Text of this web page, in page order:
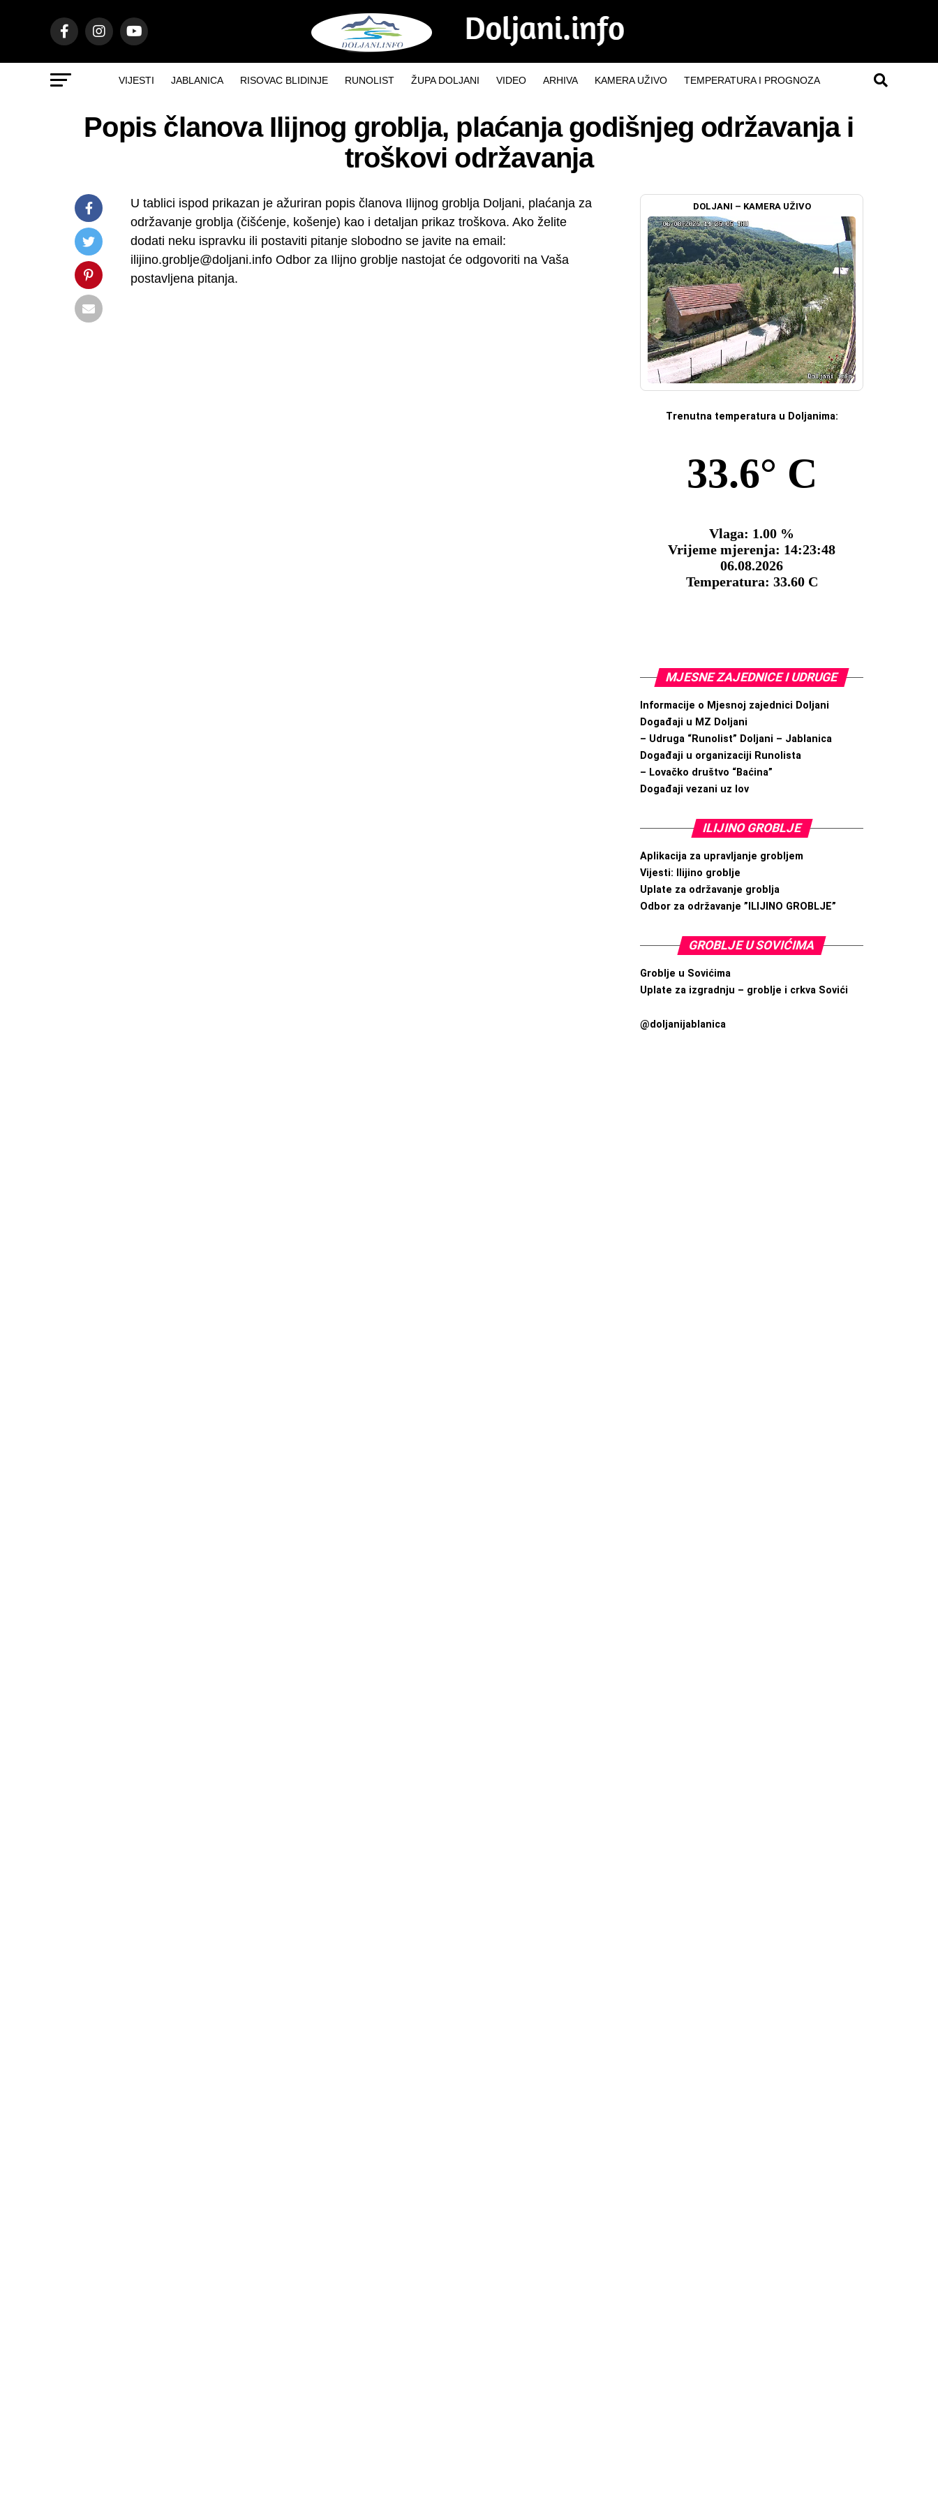
VIJESTI JABLANICA RISOVAC BLIDINJE RUNOLIST ŽUPA DOLJANI VIDEO ARHIVA KAMERA UŽIVO TEMPERATURA I PROGNOZA
Popis članova Ilijnog groblja, plaćanja godišnjeg održavanja i
troškovi održavanja
U tablici ispod prikazan je ažuriran popis članova Ilijnog groblja Doljani, plaćanja za
održavanje groblja (čišćenje, košenje) kao i detaljan prikaz troškova. Ako želite
dodati neku ispravku ili postaviti pitanje slobodno se javite na email:
ilijino.groblje@doljani.info Odbor za Ilijno groblje nastojat će odgovoriti na Vaša
postavljena pitanja.
DOLJANI – KAMERA UŽIVO
Trenutna temperatura u Doljanima:
MJESNE ZAJEDNICE I UDRUGE
Informacije o Mjesnoj zajednici Doljani
Događaji u MZ Doljani
– Udruga “Runolist” Doljani – Jablanica
Događaji u organizaciji Runolista
– Lovačko društvo “Baćina”
Događaji vezani uz lov
ILIJINO GROBLJE
Aplikacija za upravljanje grobljem
Vijesti: Ilijino groblje
Uplate za održavanje groblja
Odbor za održavanje ”ILIJINO GROBLJE”
GROBLJE U SOVIĆIMA
Groblje u Sovićima
Uplate za izgradnju – groblje i crkva Sovići
@doljanijablanica